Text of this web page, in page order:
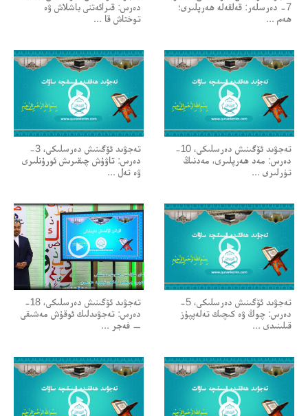
7- دەرسلەر: قەلقەلە ھەرپلىرى؛
ھەم ...
دەرس: قىرائەتنى باشلاش ۋە
توختاش قا ...
تەجۋىد ئۆگىنىش دەرسلىكى، 10-
دەرس: مەد ھەرپلىرى، مەدنىڭ
تۈرلىرى ...
تەجۋىد ئۆگىنىش دەرسلىكى، 3-
دەرس: تاۋۇش چىقىرىش ئورۇنلىرى
ۋە تەل ...
تەجۋىد ئۆگىنىش دەرسلىكى، 5-
دەرس: چوڭ ۋە كىچىك تەلەپپۇز
قىلىنىدى ...
تەجۋىد ئۆگىنىش دەرسلىكى، 18-
دەرس: تەجۋىدلىك ئوقۇش مەشىقى
— فەجر ...